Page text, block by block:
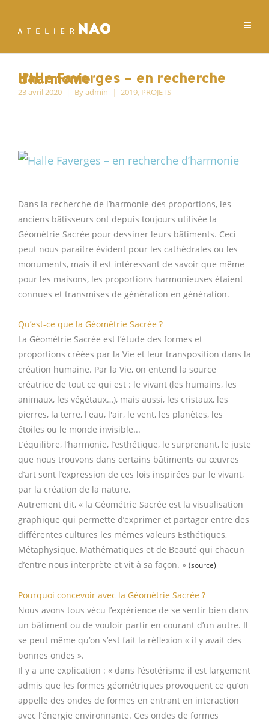
Halle Faverges – en recherche d’harmonie
23 avril 2020 Byadmin 2019, PROJETS
Dans la recherche de l’harmonie des proportions, les
anciens bâtisseurs ont depuis toujours utilisée la
Géométrie Sacrée pour dessiner leurs bâtiments. Ceci
peut nous paraitre évident pour les cathédrales ou les
monuments, mais il est intéressant de savoir que même
pour les maisons, les proportions harmonieuses étaient
connues et transmises de génération en génération.
Qu’est-ce que la Géométrie Sacrée ?
La Géométrie Sacrée est l’étude des formes et
proportions créées par la Vie et leur transposition dans la
création humaine. Par la Vie, on entend la source
créatrice de tout ce qui est : le vivant (les humains, les
animaux, les végétaux…), mais aussi, les cristaux, les
pierres, la terre, l'eau, l'air, le vent, les planètes, les
étoiles ou le monde invisible...
L’équilibre, l’harmonie, l’esthétique, le surprenant, le juste
que nous trouvons dans certains bâtiments ou œuvres
d’art sont l’expression de ces lois inspirées par le vivant,
par la création de la nature.
Autrement dit, « la Géométrie Sacrée est la visualisation
graphique qui permette d’exprimer et partager entre des
différentes cultures les mêmes valeurs Esthétiques,
Métaphysique, Mathématiques et de Beauté qui chacun
d’entre nous interprète et vit à sa façon. » (source)
Pourquoi concevoir avec la Géométrie Sacrée ?
Nous avons tous vécu l’expérience de se sentir bien dans
un bâtiment ou de vouloir partir en courant d’un autre. Il
se peut même qu’on s’est fait la réflexion « il y avait des
bonnes ondes ».
Il y a une explication : « dans l’ésotérisme il est largement
admis que les formes géométriques provoquent ce qu’on
appelle des ondes de formes en entrant en interaction
avec l’énergie environnante. Ces ondes de formes